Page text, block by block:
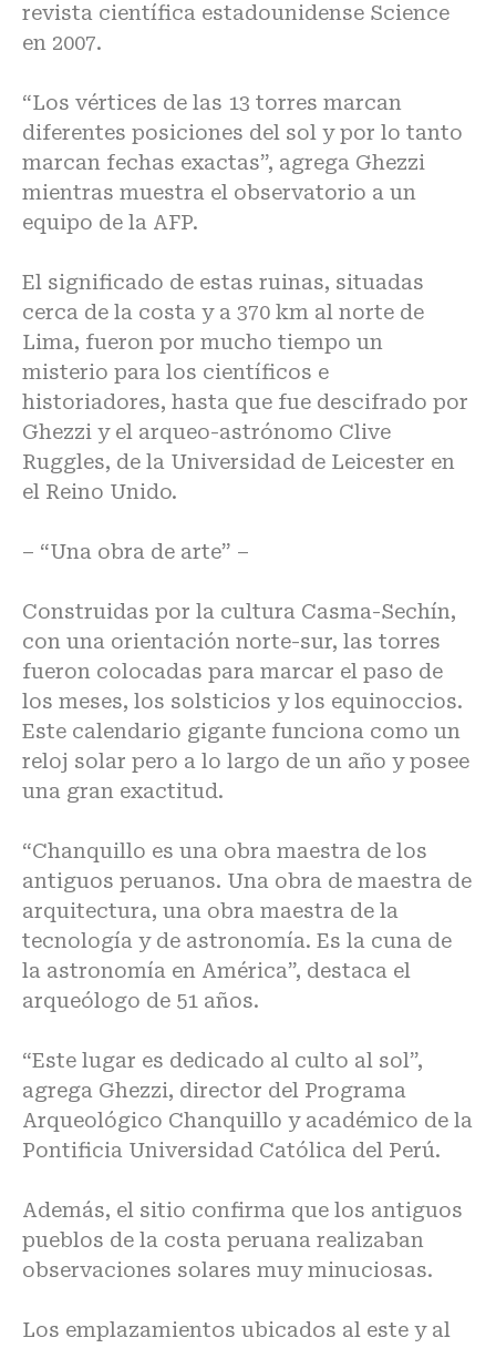
revista científica estadounidense Science
en 2007.
“Los vértices de las 13 torres marcan
diferentes posiciones del sol y por lo tanto
marcan fechas exactas”, agrega Ghezzi
mientras muestra el observatorio a un
equipo de la AFP.
El significado de estas ruinas, situadas
cerca de la costa y a 370 km al norte de
Lima, fueron por mucho tiempo un
misterio para los científicos e
historiadores, hasta que fue descifrado por
Ghezzi y el arqueo-astrónomo Clive
Ruggles, de la Universidad de Leicester en
el Reino Unido.
– “Una obra de arte” –
Construidas por la cultura Casma-Sechín,
con una orientación norte-sur, las torres
fueron colocadas para marcar el paso de
los meses, los solsticios y los equinoccios.
Este calendario gigante funciona como un
reloj solar pero a lo largo de un año y posee
una gran exactitud.
“Chanquillo es una obra maestra de los
antiguos peruanos. Una obra de maestra de
arquitectura, una obra maestra de la
tecnología y de astronomía. Es la cuna de
la astronomía en América”, destaca el
arqueólogo de 51 años.
“Este lugar es dedicado al culto al sol”,
agrega Ghezzi, director del Programa
Arqueológico Chanquillo y académico de la
Pontificia Universidad Católica del Perú.
Además, el sitio confirma que los antiguos
pueblos de la costa peruana realizaban
observaciones solares muy minuciosas.
Los emplazamientos ubicados al este y al